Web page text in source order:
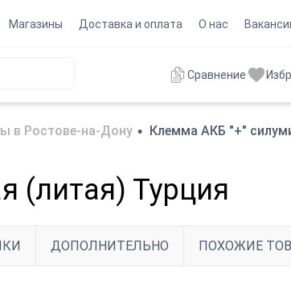
Магазины Доставка и оплата О нас
Сравнение
в Ростове-на-Дону • Клемма АКБ "+"
(литая) Турция
ДОПОЛНИТЕЛЬНО ПОХОЖИЕ